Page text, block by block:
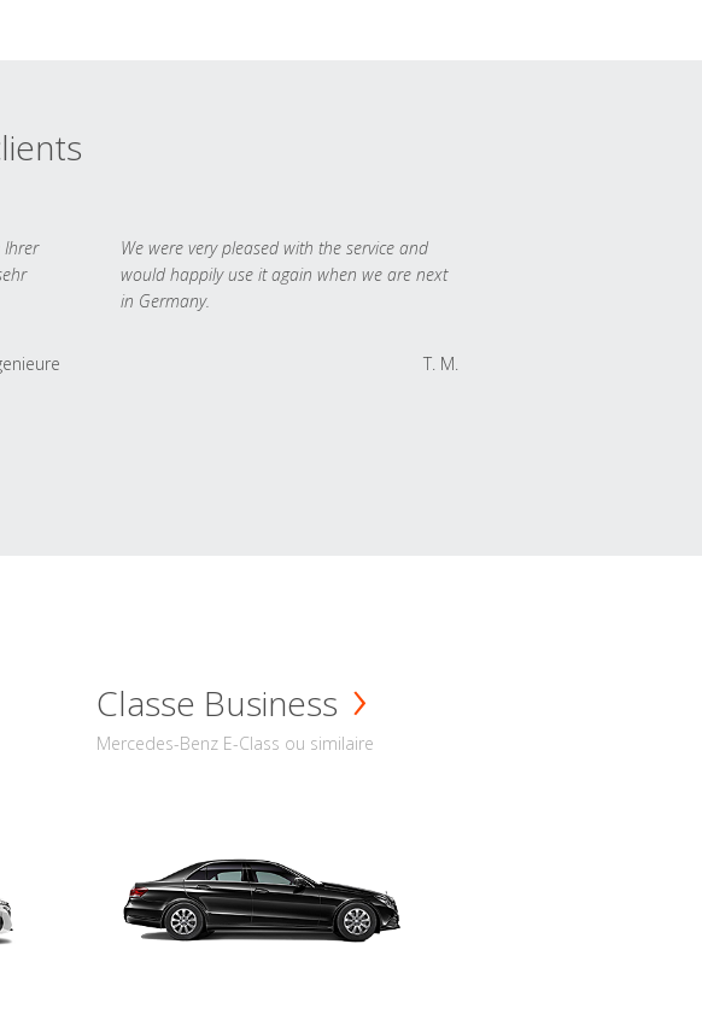
Ihrer
We were very pleased with the service and
would happily use it again when we are next
in Germany.
T. M.
Classe Business
Mercedes-Benz E-Class ou similaire